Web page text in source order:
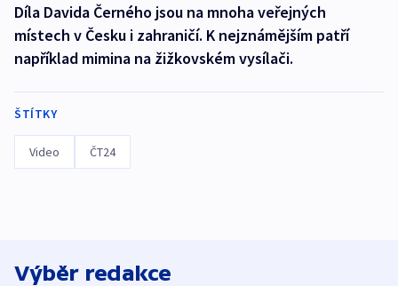
Díla Davida Černého jsou na mnoha veřejných
místech v Česku i zahraničí. K nejznámějším patří
například mimina na žižkovském vysílači.
ŠTÍTKY
Video ČT24
Výběr redakce